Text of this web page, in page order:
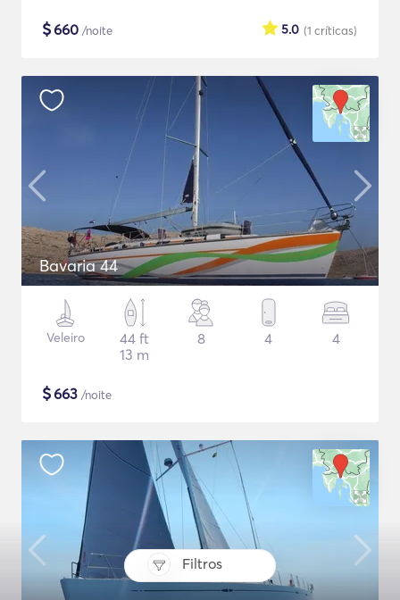
Filtros
$660 /noite (1 críticas)
5.0
Bavaria 44
Veleiro
44 ft
13 m
8 4 4
$663 /noite